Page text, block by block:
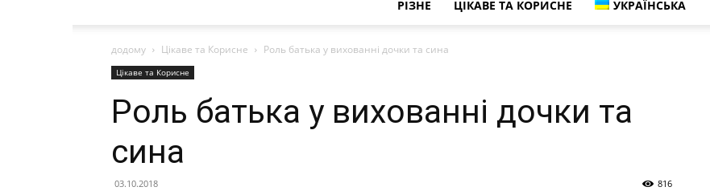
РІЗНЕ ЦІКАВЕ ТА КОРИСНЕ УКРАЇНСЬКА
додому Цікаве та Корисне Роль батька у вихованні дочки та сина
Цікаве та Корисне
Роль батька у вихованні дочки та
сина
03.10.2018 816